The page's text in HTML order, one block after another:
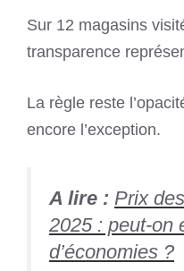
Sur 12 magasins
transparence
La règle reste
encore l’exception.
A lire : Prix
2025 : peut-on
d’économies ?